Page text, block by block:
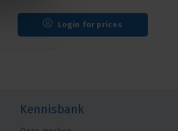
Login for prices
Kennisbank